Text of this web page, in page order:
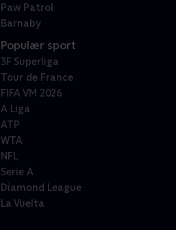
Paw Patrol
Barnaby
Populær sport
3F Superliga
Tour de France
FIFA VM 2026
A Liga
ATP
WTA
NFL
Serie A
Diamond League
La Vuelta